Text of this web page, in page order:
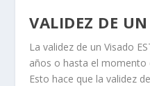
VALIDEZ DE
La validez de un Visado
años o hasta el momento
Esto hace que la validez